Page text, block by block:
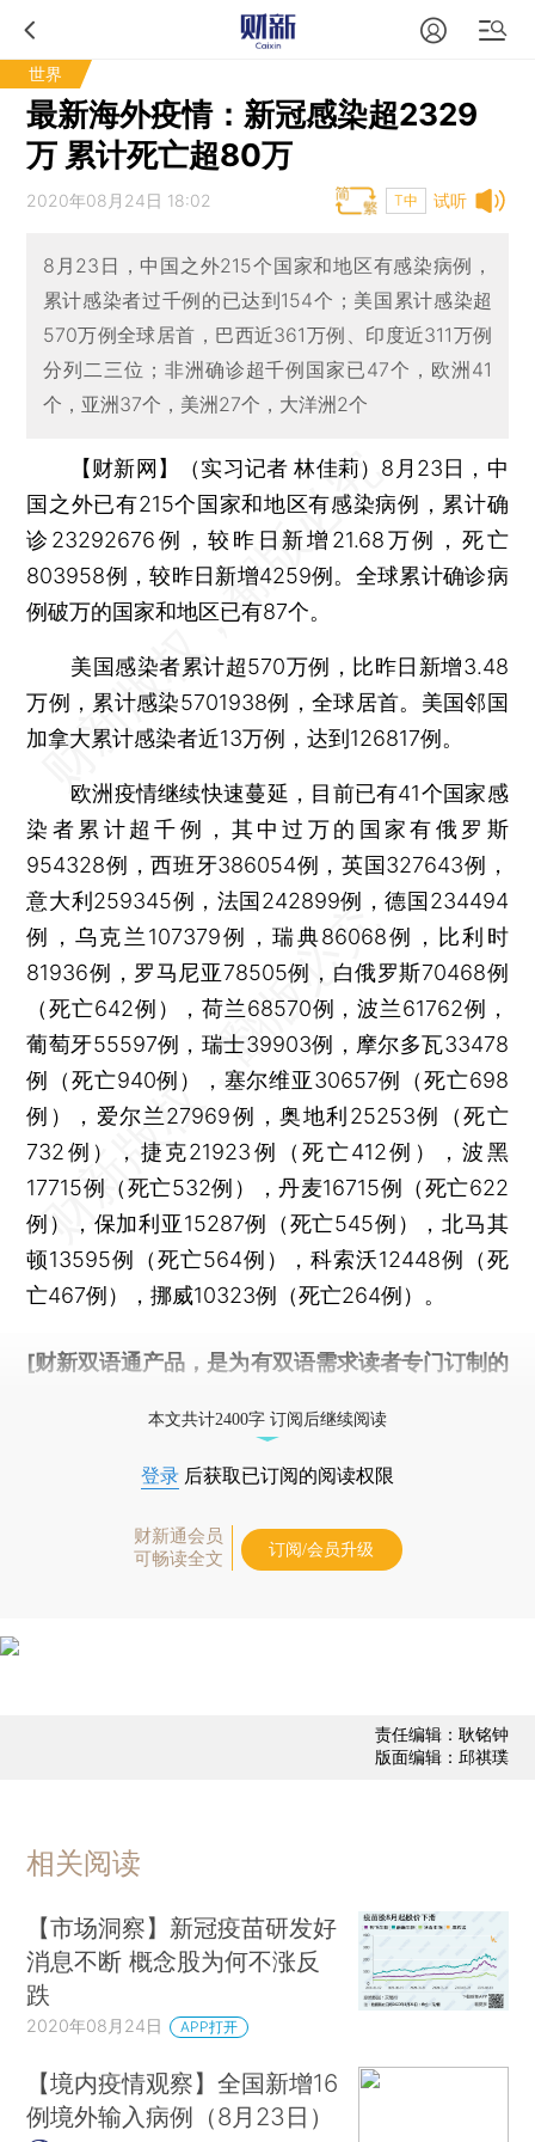
世界
最新海外疫情：新冠感染超2329
万 累计死亡超80万
试听
2020年08月24日 18:02 T中
8月23日，中国之外215个国家和地区有感染病例，
累计感染者过千例的已达到154个；美国累计感染超
570万例全球居首，巴西近361万例、印度近311万例
分列二三位；非洲确诊超千例国家已47个，欧洲41
个，亚洲37个，美洲27个，大洋洲2个
【财新网】（实习记者 林佳莉） 8月23日，中
国之外已有215个国家和地区有感染病例，累计确
诊23292676例，较昨日新增21.68万例，死亡
803958例，较昨日新增4259例。全球累计确诊病
例破万的国家和地区已有87个。
美国感染者累计超570万例，比昨日新增3.48
万例，累计感染5701938例，全球居首。美国邻国
加拿大累计感染者近13万例，达到126817例。
欧洲疫情继续快速蔓延，目前已有41个国家感
染者累计超千例，其中过万的国家有俄罗斯
954328例，西班牙386054例，英国327643例，
意大利259345例，法国242899例，德国234494
例，乌克兰107379例，瑞典86068例，比利时
81936例，罗马尼亚78505例，白俄罗斯70468例
（死亡642例），荷兰68570例，波兰61762例，
葡萄牙55597例，瑞士39903例，摩尔多瓦33478
例（死亡940例），塞尔维亚30657例（死亡698
例），爱尔兰27969例，奥地利25253例（死亡
732例），捷克21923例（死亡412例），波黑
17715例（死亡532例），丹麦16715例（死亡622
例），保加利亚15287例（死亡545例），北马其
顿13595例（死亡564例），科索沃12448例（死
亡467例），挪威10323例（死亡264例）。
[财新双语通产品，是为有双语需求读者专门订制的
本文共计2400字 订阅后继续阅读
登录 后获取已订阅的阅读权限
财新通会员
可畅读全文
订阅/会员升级
责任编辑：耿铭钟
版面编辑：邱祺璞
相关阅读
【市场洞察】新冠疫苗研发好
消息不断 概念股为何不涨反
跌
2020年08月24日 APP打开
【境内疫情观察】全国新增16
例境外输入病例（8月23日）